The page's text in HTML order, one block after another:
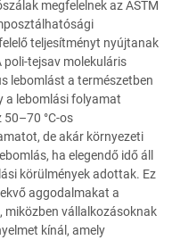
megfelelnek az ASTM
teljesítményt nyújtanak
tejsav molekuláris
lebomlást a természetben
a lebomlási folyamat
°C-os
de akár környezeti
ha elegendő idő áll
körülmények adottak. Ez
aggodalmakat a
miközben vállalkozásoknak
kínál, amely